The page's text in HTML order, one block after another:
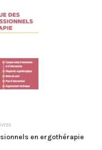
en ergothérapie